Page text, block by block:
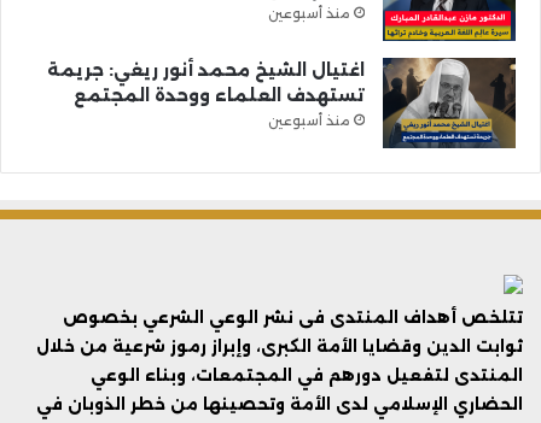
منذ أسبوعين
اغتيال الشيخ محمد أنور ريغي: جريمة
تستهدف العلماء ووحدة المجتمع
منذ أسبوعين
تتلخص أهداف المنتدى فى نشر الوعي الشرعي بخصوص
ثوابت الدين وقضايا الأمة الكبرى، وإبراز رموز شرعية من خلال
المنتدى لتفعيل دورهم في المجتمعات، وبناء الوعي
الحضاري الإسلامي لدى الأمة وتحصينها من خطر الذوبان في